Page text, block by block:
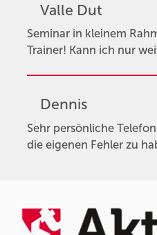
Valle Dut
Seminar in kleinem
Trainer! Kann ich nur
Dennis
Sehr persönliche
die eigenen Fehler zu